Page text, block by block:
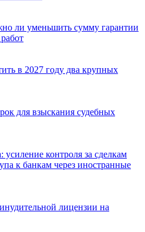
ли уменьшить сумму гарантии
в 2027 году два крупных
для взыскания судебных
усиление контроля за сделкам
к банкам через иностранные
лицензии на